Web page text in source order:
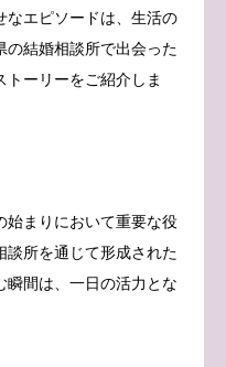
なエピソードは、生活の
の結婚相談所で出会った
ーリーをご紹介しま
始まりにおいて重要な役
談所を通じて形成された
瞬間は、一日の活力とな